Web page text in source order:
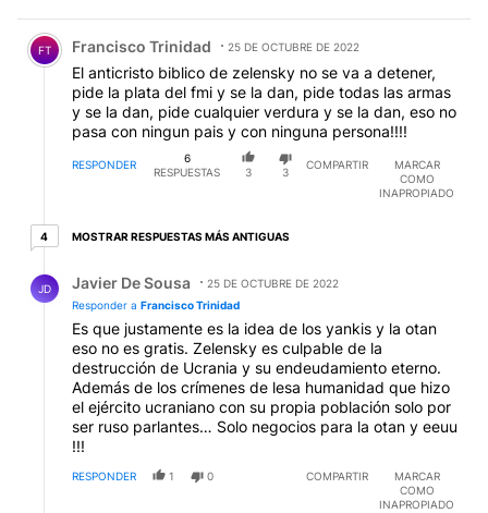
Comentario de Francisco Trinidad.
FT Francisco Trinidad 25 DE OCTUBRE DE 2022
El anticristo biblico de zelensky no se va a detener,
pide la plata del fmi y se la dan, pide todas las armas
y se la dan, pide cualquier verdura y se la dan, eso no
pasa con ningun pais y con ninguna persona!!!!
RESPONDER
6
RESPUESTAS
3 3
COMPARTIR
MARCAR
COMO
INAPROPIADO
44 respuestas más antiguas
MOSTRAR RESPUESTAS MÁS ANTIGUAS
JD Javier De Sousa
25 DE OCTUBRE DE 2022
Responder a Francisco Trinidad
Es que justamente es la idea de los yankis y la otan
eso no es gratis. Zelensky es culpable de la
destrucción de Ucrania y su endeudamiento eterno.
Además de los crímenes de lesa humanidad que hizo
el ejército ucraniano con su propia población solo por
ser ruso parlantes… Solo negocios para la otan y eeuu
!!!
RESPONDER 1 0 COMPARTIR
MARCAR
COMO
INAPROPIADO